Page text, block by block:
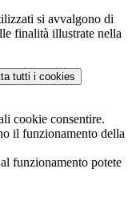
si avvalgono di
finalità illustrate nella
tutti i cookies
cookie consentire.
il funzionamento della
funzionamento potete